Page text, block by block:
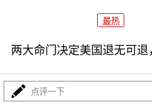
最热
两大命门决定美国退无可
点评一下